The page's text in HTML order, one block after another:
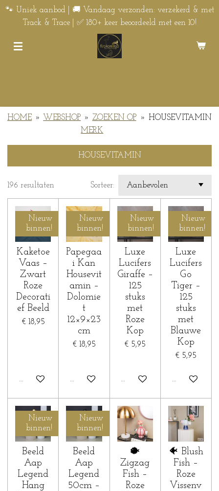
Ga
direct
🐾 Uniek aanbod | 🚚 Vandaag verzonden: verzekerd & met
Track & Trace | ✅ 180+ keer beoordeeld met een 10!
HOME » WEBSHOP » ZOEKEN OP
MERK
» HOUSEVITAMIN
HOUSEVITAMIN
196 resultaten Sorteer:
Nieuw
binnen!
Kaketoe
Vaas –
Zwart
Roze
Decorati
ef Beeld
€ 18,95
In winkelwagen
Nieuw
binnen!
Papegaa
i Kan
Housevit
amin –
Dolomie
t
12×9×23
cm
€ 18,95
In winkelwagen
Nieuw
binnen!
Luxe
Lucifers
Giraffe –
125
stuks
met
Roze
Kop
€ 5,95
In winkelwagen
Nieuw
binnen!
Luxe
Lucifers
Go
Tiger –
125
stuks
met
Blauwe
Kop
€ 5,95
In
Nieuw
binnen!
Beeld
Aap
Legend
Hang
Nieuw
binnen!
Beeld
Aap
Legend
50cm –
🐡
Zigzag
Fish –
Roze
🐠 Blush
Fish –
Roze
Vissenv